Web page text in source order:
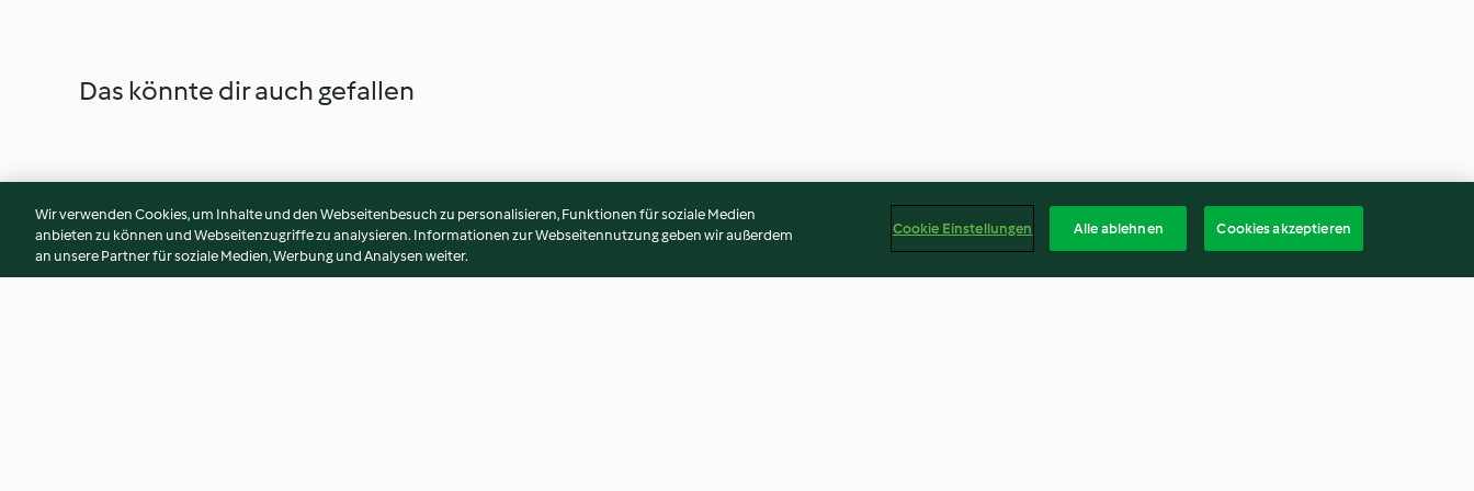
Das könnte dir auch gefallen
Wir verwenden Cookies, um Inhalte und den Webseitenbesuch zu personalisieren, Funktionen für soziale Medien
anbieten zu können und Webseitenzugriffe zu analysieren. Informationen zur Webseitennutzung geben wir außerdem
an unsere Partner für soziale Medien, Werbung und Analysen weiter.
Cookie Einstellungen Alle ablehnen Cookies akzeptieren